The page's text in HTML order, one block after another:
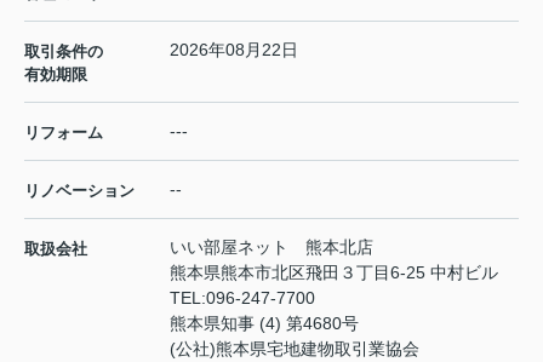
取引条件の
有効期限
2026年08月22日
リフォーム ---
リノベーション --
取扱会社
いい部屋ネット 熊本北店
熊本県熊本市北区飛田３丁目6-25 中村ビル
TEL:096-247-7700
熊本県知事 (4) 第4680号
(公社)熊本県宅地建物取引業協会